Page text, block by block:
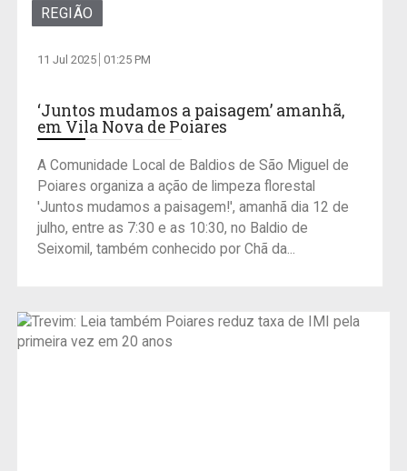
REGIÃO
11 Jul 2025 01:25 PM
‘Juntos mudamos a paisagem’ amanhã,
em Vila Nova de Poiares
A Comunidade Local de Baldios de São Miguel de
Poiares organiza a ação de limpeza florestal
'Juntos mudamos a paisagem!', amanhã dia 12 de
julho, entre as 7:30 e as 10:30, no Baldio de
Seixomil, também conhecido por Chã da...